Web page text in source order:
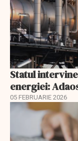
Statul
energiei:
05 FEBRUARIE 2026